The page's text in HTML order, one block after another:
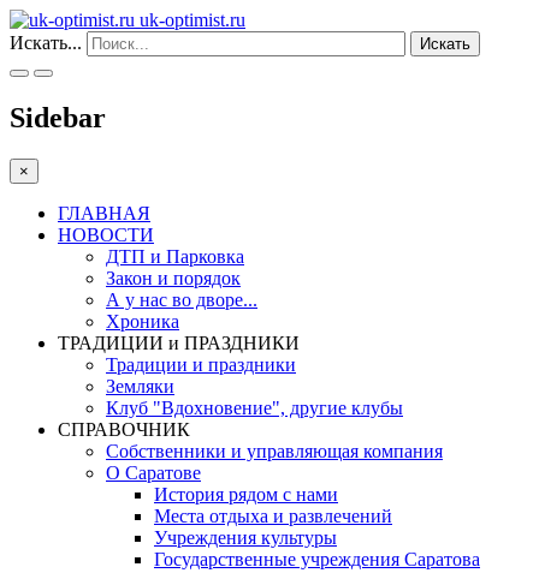
uk-optimist.ru
Искать...
Искать
Sidebar
×
ГЛАВНАЯ
НОВОСТИ
ДТП и Парковка
Закон и порядок
А у нас во дворе...
Хроника
ТРАДИЦИИ и ПРАЗДНИКИ
Традиции и праздники
Земляки
Клуб "Вдохновение", другие клубы
СПРАВОЧНИК
Собственники и управляющая компания
О Саратове
История рядом с нами
Места отдыха и развлечений
Учреждения культуры
Государственные учреждения Саратова